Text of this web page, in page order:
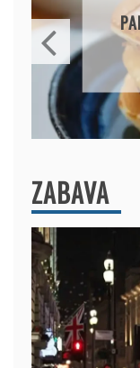
LIMUNA I
2026.
ZABAVA